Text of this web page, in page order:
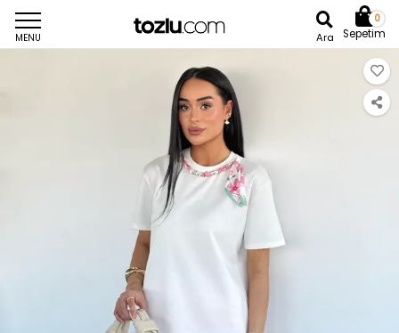
MENU Ara
0
Sepetim